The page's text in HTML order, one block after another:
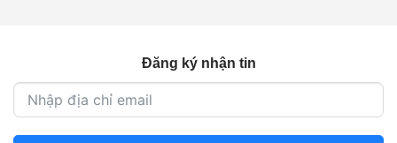
Đăng ký nhận tin